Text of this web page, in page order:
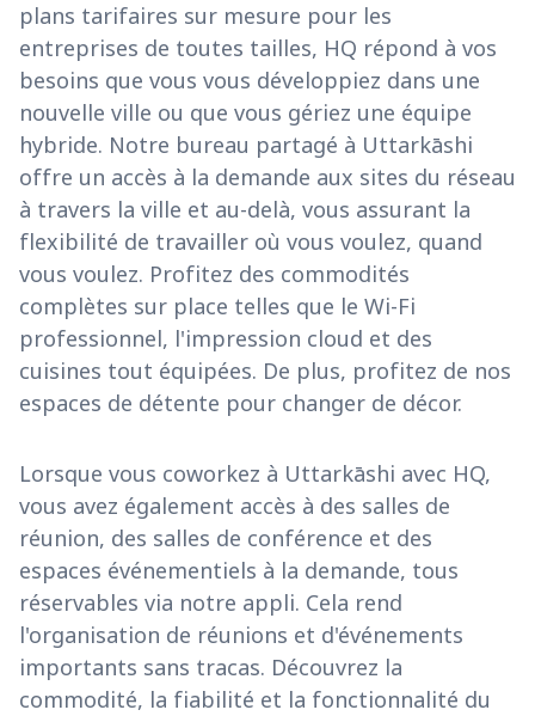
plans tarifaires sur mesure pour les
entreprises de toutes tailles, HQ répond à vos
besoins que vous vous développiez dans une
nouvelle ville ou que vous gériez une équipe
hybride. Notre bureau partagé à Uttarkāshi
offre un accès à la demande aux sites du réseau
à travers la ville et au-delà, vous assurant la
flexibilité de travailler où vous voulez, quand
vous voulez. Profitez des commodités
complètes sur place telles que le Wi-Fi
professionnel, l'impression cloud et des
cuisines tout équipées. De plus, profitez de nos
espaces de détente pour changer de décor.
Lorsque vous coworkez à Uttarkāshi avec HQ,
vous avez également accès à des salles de
réunion, des salles de conférence et des
espaces événementiels à la demande, tous
réservables via notre appli. Cela rend
l'organisation de réunions et d'événements
importants sans tracas. Découvrez la
commodité, la fiabilité et la fonctionnalité du